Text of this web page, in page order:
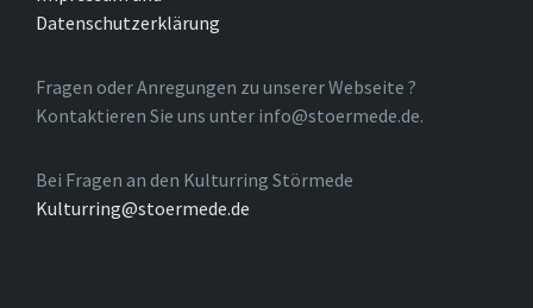
Datenschutzerklärung
Fragen oder Anregungen zu unserer Webseite ?
Kontaktieren Sie uns unter info@stoermede.de.
Bei Fragen an den Kulturring Störmede
Kulturring@stoermede.de